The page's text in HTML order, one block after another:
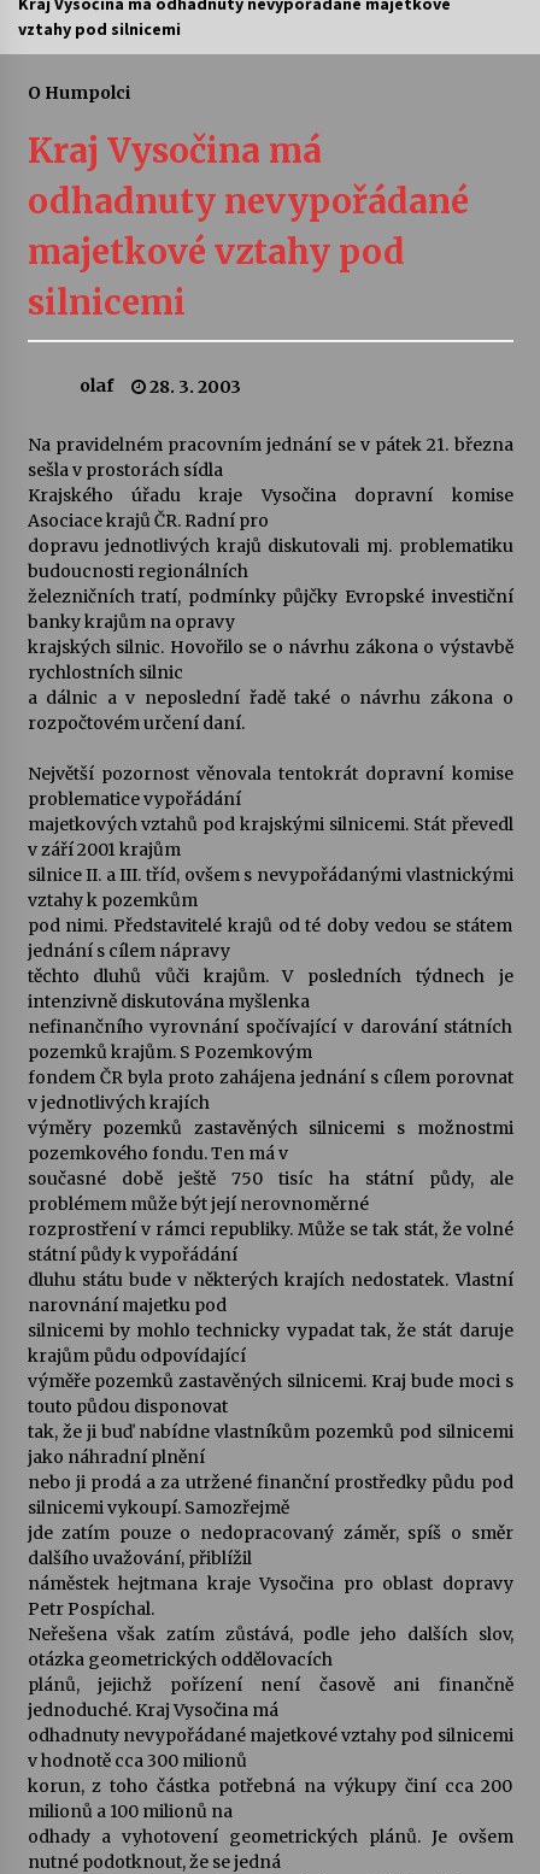
Vernisáž výstavy Josefíny Duškové: Stávám se
30. 7. 2026
Veselí muzikanti
30. 7. 2026
šedesátka: 28. 7.–1. 8. 2026
Letní koncerty ve Stromovce: Kolchoz a
Jenakaši
28. 7. 2026
Votavžatský ploty
23. 7. 2026
Letní koncerty ve Stromovce: Rufus Miller
22. 7. 2026
Vysočinka
17. 7. 2026
Ozvěny prázdnin
14. 7. 2026
Za kulturou kousek za Humpolec. V Želivě ožije
odkaz Josefa Čapka
13. 7. 2026
Varhanní recitál Michala Novenka v Klášteře
Želiv
3. 7. 2026
Petr Adamec – Malovaný svět
30. 6. 2026
vztahy pod silnicemi
O Humpolci
Kraj Vysočina má
odhadnuty nevypořádané
majetkové vztahy pod
silnicemi
olaf 28. 3. 2003
Na pravidelném pracovním jednání se v pátek 21. března
sešla v prostorách sídla
Krajského úřadu kraje Vysočina dopravní komise
Asociace krajů ČR. Radní pro
dopravu jednotlivých krajů diskutovali mj. problematiku
budoucnosti regionálních
železničních tratí, podmínky půjčky Evropské investiční
banky krajům na opravy
krajských silnic. Hovořilo se o návrhu zákona o výstavbě
rychlostních silnic
a dálnic a v neposlední řadě také o návrhu zákona o
rozpočtovém určení daní.
Největší pozornost věnovala tentokrát dopravní komise
problematice vypořádání
majetkových vztahů pod krajskými silnicemi. Stát převedl
v září 2001 krajům
silnice II. a III. tříd, ovšem s nevypořádanými vlastnickými
vztahy k pozemkům
pod nimi. Představitelé krajů od té doby vedou se státem
jednání s cílem nápravy
těchto dluhů vůči krajům. V posledních týdnech je
intenzivně diskutována myšlenka
nefinančního vyrovnání spočívající v darování státních
pozemků krajům. S Pozemkovým
fondem ČR byla proto zahájena jednání s cílem porovnat
v jednotlivých krajích
výměry pozemků zastavěných silnicemi s možnostmi
pozemkového fondu. Ten má v
současné době ještě 750 tisíc ha státní půdy, ale
problémem může být její nerovnoměrné
rozprostření v rámci republiky. Může se tak stát, že volné
státní půdy k vypořádání
dluhu státu bude v některých krajích nedostatek. Vlastní
narovnání majetku pod
silnicemi by mohlo technicky vypadat tak, že stát daruje
krajům půdu odpovídající
výměře pozemků zastavěných silnicemi. Kraj bude moci s
touto půdou disponovat
tak, že ji buď nabídne vlastníkům pozemků pod silnicemi
jako náhradní plnění
nebo ji prodá a za utržené finanční prostředky půdu pod
silnicemi vykoupí. Samozřejmě
jde zatím pouze o nedopracovaný záměr, spíš o směr
dalšího uvažování, přiblížil
náměstek hejtmana kraje Vysočina pro oblast dopravy
Petr Pospíchal.
Neřešena však zatím zůstává, podle jeho dalších slov,
otázka geometrických oddělovacích
plánů, jejichž pořízení není časově ani finančně
jednoduché. Kraj Vysočina má
odhadnuty nevypořádané majetkové vztahy pod silnicemi
v hodnotě cca 300 milionů
korun, z toho částka potřebná na výkupy činí cca 200
milionů a 100 milionů na
odhady a vyhotovení geometrických plánů. Je ovšem
nutné podotknout, že se jedná